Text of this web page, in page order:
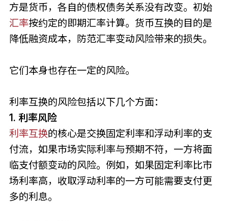
方是货币，各自的债权债务关系没有改变。初始
汇率按约定的即期汇率计算。货币互换的目的是
降低融资成本，防范汇率变动风险带来的损失。
它们本身也存在一定的风险。
利率互换的风险包括以下几个方面：
1. 利率风险
利率互换的核心是交换固定利率和浮动利率的支
付流，如果市场实际利率与预期不符，一方将面
临支付额变动的风险。例如，如果固定利率比市
场利率高，收取浮动利率的一方可能需要支付更
多的利息。